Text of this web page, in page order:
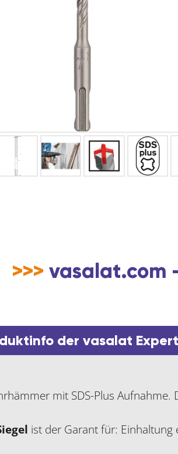
>>> vasalat.com
der vasalat
mit SDS-Plus
ist der Garant für: Einhaltung